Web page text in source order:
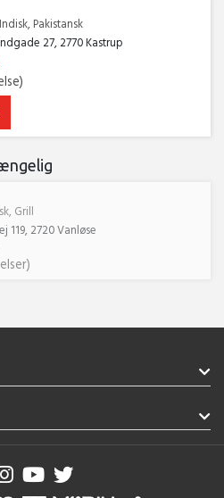
Pakistansk
27, 2770 Kastrup
Grill
119, 2720 Vanløse